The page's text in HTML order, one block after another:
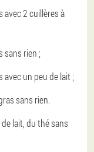
2 cuillères à
sans rien ;
un peu de lait ;
sans rien.
lait, du thé sans